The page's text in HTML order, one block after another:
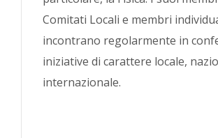
Comitati Locali e membri
incontrano regolarmente in
iniziative di carattere locale,
internazionale.